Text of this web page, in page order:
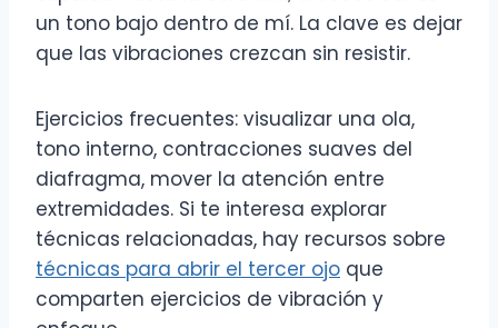
un tono bajo dentro de mí. La clave es dejar
que las vibraciones crezcan sin resistir.
Ejercicios frecuentes: visualizar una ola,
tono interno, contracciones suaves del
diafragma, mover la atención entre
extremidades. Si te interesa explorar
técnicas relacionadas, hay recursos sobre
técnicas para abrir el tercer ojo que
comparten ejercicios de vibración y